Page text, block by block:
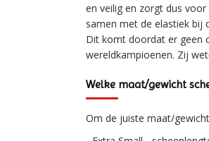
en veilig en zorgt dus
samen met de elastiek bij
Dit komt doordat er geen
wereldkampioenen. Zij
Welke maat/gewicht
Om de juiste maat/